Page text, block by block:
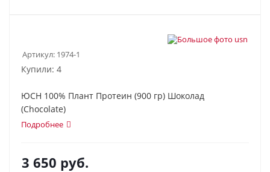
Артикул: 1974-1
Купили: 4
ЮСН 100% Плант Протеин (900 гр) Шоколад
(Chocolate)
Подробнее
3 650 руб.